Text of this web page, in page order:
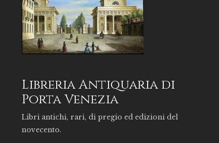
Libreria Antiquaria di
Porta Venezia
Libri antichi, rari, di pregio ed edizioni del
novecento.